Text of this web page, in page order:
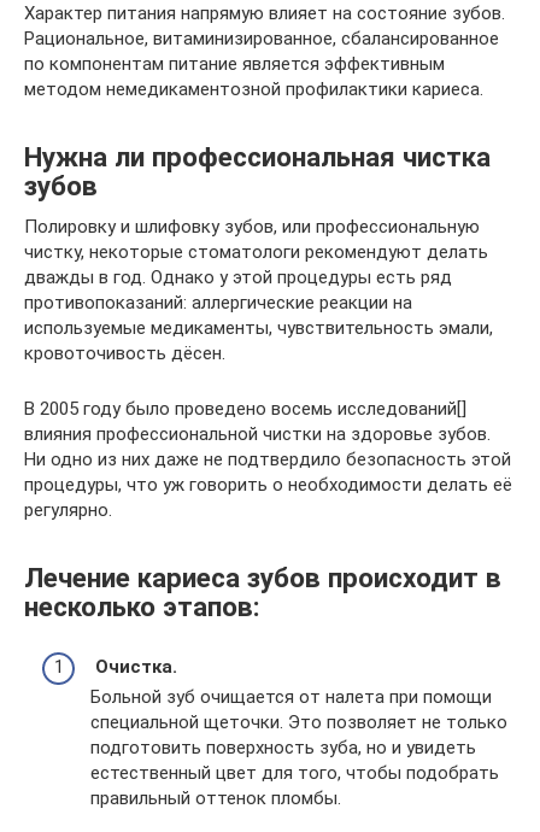
Характер питания напрямую влияет на состояние зубов.
Рациональное, витаминизированное, сбалансированное
по компонентам питание является эффективным
методом немедикаментозной профилактики кариеса.
Нужна ли профессиональная чистка
зубов
Полировку и шлифовку зубов, или профессиональную
чистку, некоторые стоматологи рекомендуют делать
дважды в год. Однако у этой процедуры есть ряд
противопоказаний: аллергические реакции на
используемые медикаменты, чувствительность эмали,
кровоточивость дёсен.
В 2005 году было проведено восемь исследований[]
влияния профессиональной чистки на здоровье зубов.
Ни одно из них даже не подтвердило безопасность этой
процедуры, что уж говорить о необходимости делать её
регулярно.
Лечение кариеса зубов происходит в
несколько этапов:
Очистка.
Больной зуб очищается от налета при помощи
специальной щеточки. Это позволяет не только
подготовить поверхность зуба, но и увидеть
естественный цвет для того, чтобы подобрать
правильный оттенок пломбы.